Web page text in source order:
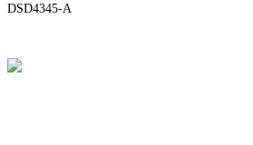
DSD4345-A